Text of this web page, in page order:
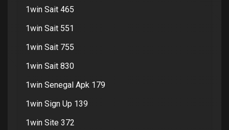
1win Sait 465
1win Sait 551
1win Sait 755
1win Sait 830
1win Senegal Apk 179
1win Sign Up 139
1win Site 372